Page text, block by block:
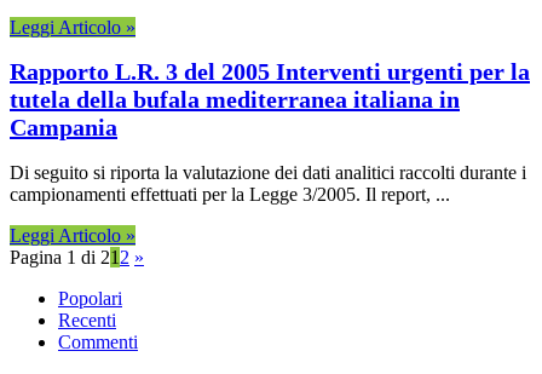
Leggi Articolo »
Rapporto L.R. 3 del 2005 Interventi urgenti per la
tutela della bufala mediterranea italiana in
Campania
Di seguito si riporta la valutazione dei dati analitici raccolti durante i
campionamenti effettuati per la Legge 3/2005. Il report, ...
Leggi Articolo »
Pagina 1 di 21 2 »
Popolari
Recenti
Commenti